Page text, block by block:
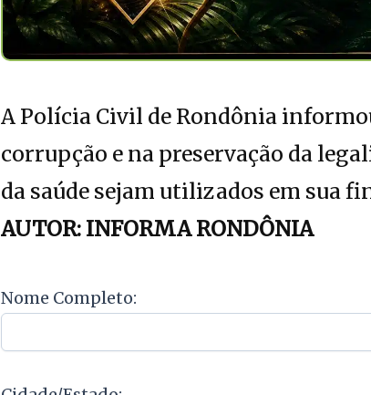
A Polícia Civil de Rondônia
corrupção e na preservação da
da saúde sejam utilizados em sua
AUTOR: INFORMA RONDÔNIA
Nome Completo: